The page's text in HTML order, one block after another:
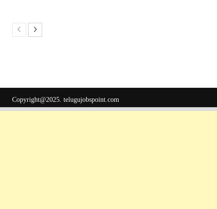
Copyright@2025. telugujobspoint.com